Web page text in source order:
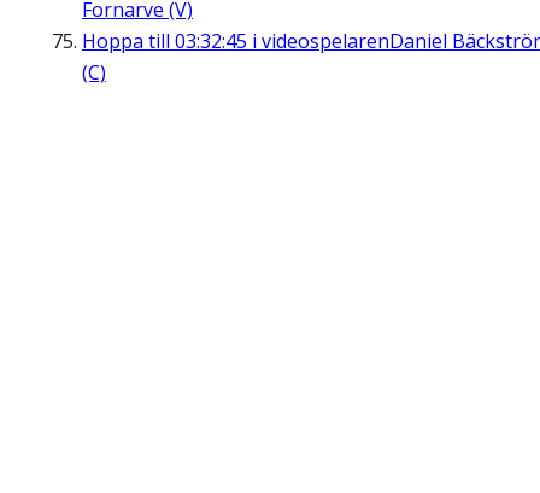
Fornarve (V)
Hoppa till 03:32:45 i videospelarenDaniel
(C)